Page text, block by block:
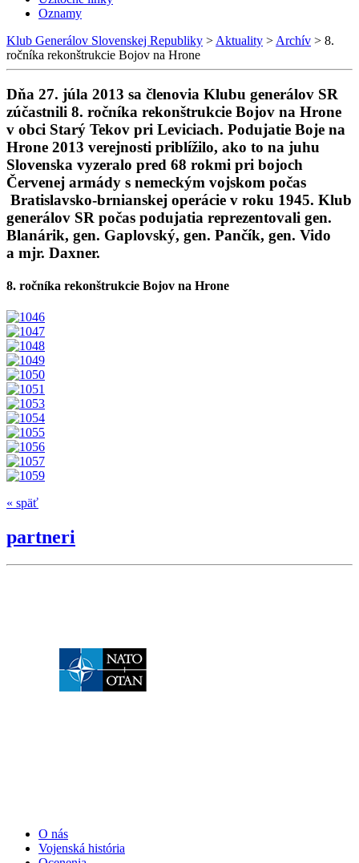
Oznamy
Klub Generálov Slovenskej Republiky > Aktuality > Archív > 8.
ročníka rekonštrukcie Bojov na Hrone
Dňa 27. júla 2013 sa členovia Klubu generálov SR
zúčastnili 8. ročníka rekonštrukcie Bojov na Hrone
v obci Starý Tekov pri Leviciach. Podujatie Boje na
Hrone 2013 verejnosti priblížilo, ako to na juhu
Slovenska vyzeralo pred 68 rokmi pri bojoch
Červenej armády s nemeckým vojskom počas
Bratislavsko-brnianskej operácie v roku 1945. Klub
generálov SR počas podujatia reprezentovali gen.
Blanárik, gen. Gaplovský, gen. Pančík, gen. Vido
a mjr. Daxner.
8. ročníka rekonštrukcie Bojov na Hrone
« späť
partneri
O nás
Vojenská história